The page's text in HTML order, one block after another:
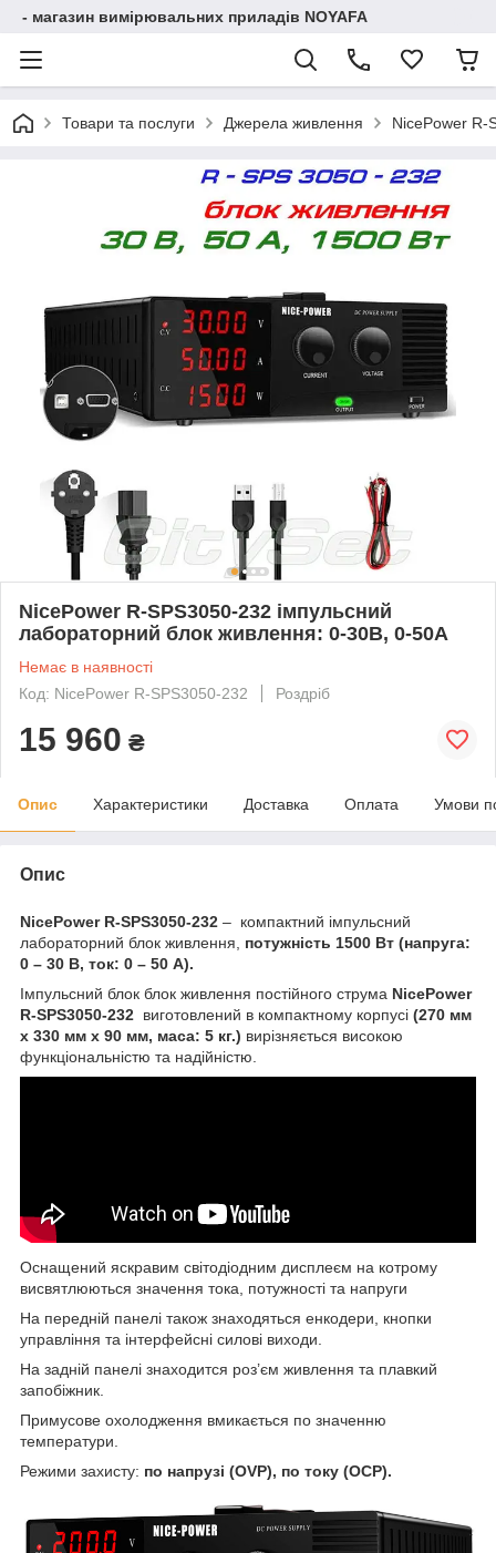
- магазин вимірювальних приладів NOYAFA
Товари та послуги Джерела живлення NicePower R-
NicePower R-SPS3050-232 імпульсний
лабораторний блок живлення: 0-30В, 0-50А
Немає в наявності
Код: NicePower R-SPS3050-232
Роздріб
15 960 ₴
Опис Характеристики Доставка Оплата Умови
Опис
NicePower R-SPS3050-232 – компактний імпульсний
лабораторний блок живлення, потужність 1500 Вт (напруга:
0 – 30 В, ток: 0 – 50 А).
Імпульсний блок блок живлення постійного струма NicePower
R-SPS3050-232 виготовлений в компактному корпусі (270 мм
х 330 мм х 90 мм, маса: 5 кг.) вирізняється високою
функціональністю та надійністю.
Оснащений яскравим світодіодним дисплеєм на котрому
висвятлюються значення тока, потужності та напруги
На передній панелі також знаходяться енкодери, кнопки
управління та інтерфейсні силові виходи.
На задній панелі знаходится роз’єм живлення та плавкий
запобіжник.
Примусове охолодження вмикається по значенню
температури.
Режими захисту: по напрузі (OVP), по току (OСP).